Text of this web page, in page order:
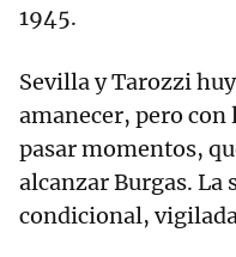
1945.
Sevilla y Tarozzi
amanecer, pero con
pasar momentos,
alcanzar Burgas. La
condicional,